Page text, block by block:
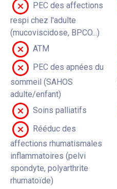
PEC des affections
respi chez l'adulte
(mucoviscidose, BPCO...)
ATM
PEC des apnées du
sommeil (SAHOS
adulte/enfant)
Soins palliatifs
Rééduc des
affections rhumatismales
inflammatoires (pelvi
spondyte, polyarthrite
rhumatoïde)